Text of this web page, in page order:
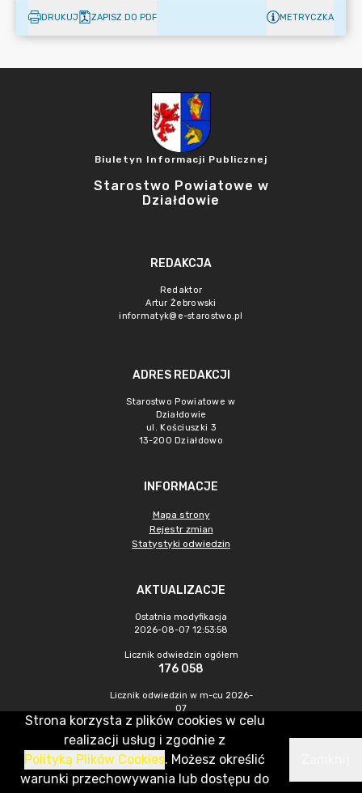
DRUKUJ ZAPISZ DO PDF METRYCZKA
Biuletyn Informacji Publicznej
Starostwo Powiatowe w
Działdowie
REDAKCJA
Redaktor
Artur Żebrowski
informatyk@e-starostwo.pl
ADRES REDAKCJI
Starostwo Powiatowe w
Działdowie
ul. Kościuszki 3
13-200 Działdowo
INFORMACJE
Mapa strony
Rejestr zmian
Statystyki odwiedzin
AKTUALIZACJE
Ostatnia modyfikacja
2026-08-07 12:53:58
Licznik odwiedzin ogółem
176 058
Licznik odwiedzin w m-cu 2026-
07
443
CMS & Hosting: Nefeni Sp. z o.o.
Strona korzysta z plików cookies w celu
realizacji usług i zgodnie z
Polityką Plików Cookies. Możesz określić
warunki przechowywania lub dostępu do